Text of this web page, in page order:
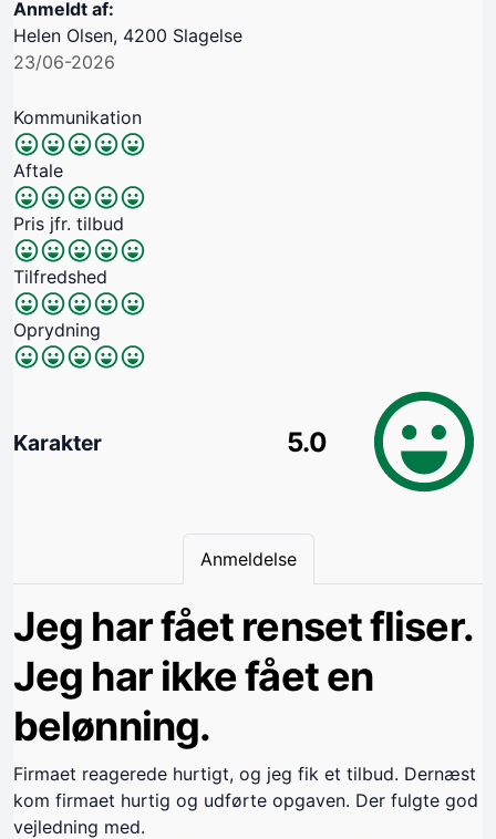
Anmeldt af:
Helen Olsen, 4200 Slagelse
23/06-2026
Kommunikation
Aftale
Pris jfr. tilbud
Tilfredshed
Oprydning
Karakter 5.0
Anmeldelse
Jeg har fået renset fliser.
Jeg har ikke fået en
belønning.
Firmaet reagerede hurtigt, og jeg fik et tilbud. Dernæst
kom firmaet hurtig og udførte opgaven. Der fulgte god
vejledning med.